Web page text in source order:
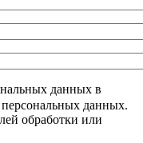
данных в
данных.
обработки или